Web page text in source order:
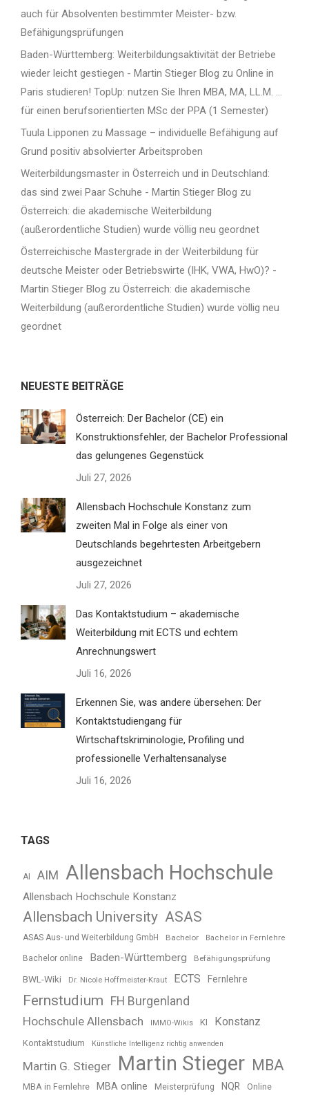
auch für Absolventen bestimmter Meister- bzw.
Befähigungsprüfungen
Baden-Württemberg: Weiterbildungsaktivität der Betriebe
wieder leicht gestiegen - Martin Stieger Blog zu Online in
Paris studieren! TopUp: nutzen Sie Ihren MBA, MA, LL.M. …
für einen berufsorientierten MSc der PPA (1 Semester)
Tuula Lipponen zu Massage – individuelle Befähigung auf
Grund positiv absolvierter Arbeitsproben
Weiterbildungsmaster in Österreich und in Deutschland:
das sind zwei Paar Schuhe - Martin Stieger Blog zu
Österreich: die akademische Weiterbildung
(außerordentliche Studien) wurde völlig neu geordnet
Österreichische Mastergrade in der Weiterbildung für
deutsche Meister oder Betriebswirte (IHK, VWA, HwO)? -
Martin Stieger Blog zu Österreich: die akademische
Weiterbildung (außerordentliche Studien) wurde völlig neu
geordnet
NEUESTE BEITRÄGE
Österreich: Der Bachelor (CE) ein
Konstruktionsfehler, der Bachelor Professional
das gelungenes Gegenstück
Juli 27, 2026
Allensbach Hochschule Konstanz zum
zweiten Mal in Folge als einer von
Deutschlands begehrtesten Arbeitgebern
ausgezeichnet
Juli 27, 2026
Das Kontaktstudium – akademische
Weiterbildung mit ECTS und echtem
Anrechnungswert
Juli 16, 2026
Erkennen Sie, was andere übersehen: Der
Kontaktstudiengang für
Wirtschaftskriminologie, Profiling und
professionelle Verhaltensanalyse
Juli 16, 2026
TAGS
AI AIM Allensbach Hochschule
Allensbach Hochschule Konstanz
Allensbach University ASAS
ASAS Aus- und Weiterbildung GmbH Bachelor Bachelor in Fernlehre
Bachelor online Baden-Württemberg Befähigungsprüfung
BWL-Wiki Dr. Nicole Hoffmeister-Kraut ECTS Fernlehre
Fernstudium FH Burgenland
Hochschule Allensbach
IMMO-Wikis KI Konstanz
Kontaktstudium Künstliche Intelligenz richtig anwenden
Martin G. Stieger Martin Stieger MBA
MBA in Fernlehre MBA online Meisterprüfung NQR Online